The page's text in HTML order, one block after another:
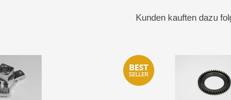
Kunden kauften dazu